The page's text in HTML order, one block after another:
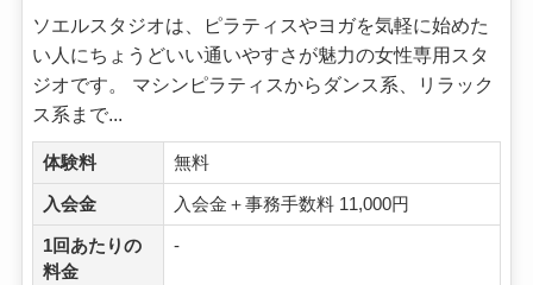
ソエルスタジオは、ピラティスやヨガを気軽に始めた
い人にちょうどいい通いやすさが魅力の女性専用スタ
ジオです。 マシンピラティスからダンス系、リラック
ス系まで...
体験料 無料
入会金 入会金＋事務手数料 11,000円
1回あたりの
料金
-